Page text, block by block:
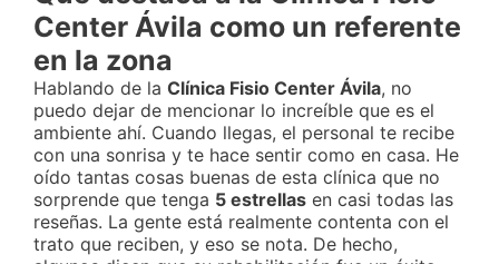
Center Ávila como un referente
en la zona
Hablando de la Clínica Fisio Center Ávila, no
puedo dejar de mencionar lo increíble que es el
ambiente ahí. Cuando llegas, el personal te recibe
con una sonrisa y te hace sentir como en casa. He
oído tantas cosas buenas de esta clínica que no
sorprende que tenga 5 estrellas en casi todas las
reseñas. La gente está realmente contenta con el
trato que reciben, y eso se nota. De hecho,